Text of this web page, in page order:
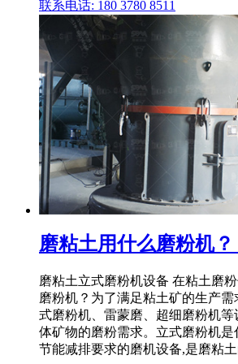
联系电话: 180 3780 8511
磨粘土用什么磨粉机
磨粘土立式磨粉机设备 在粘土磨
磨粉机？为了满足粘土矿的生产
式磨粉机、雷蒙磨、超细磨粉机
体矿物的磨粉需求。立式磨粉机
节能减排要求的磨机设备,是磨粘土